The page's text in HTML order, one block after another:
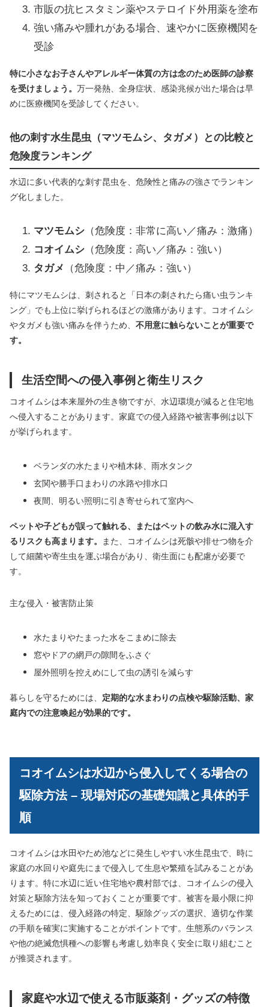
市販の抗ヒスタミン薬やステロイド外用薬を塗布
強い痛みや腫れがある場合、速やかに医療機関を
受診
特に小さなお子さんやアレルギー体質の方は念のため医師の診察
を受けましょう。 万一発熱、全身症状、感染兆候が出た場合は早
めに医療機関を受診してください。
他の刺す水生昆虫（マツモムシ、タガメ）との比較と
危険度ランキング
水辺に多い代表的な刺す昆虫を、危険性と痛みの強さでランキン
グ化しました。
マツモムシ （危険度：非常に高い／痛み：激痛）
コオイムシ （危険度：高い／痛み：強い）
タガメ
（危険度：中／痛み：強い）
特にマツモムシは、刺されると「日本の刺されたら痛い虫ランキ
ング」でも上位に挙げられるほどの激痛があります。コオイムシ
やタガメも強い痛みを伴うため、 不用意に触らないことが重要で
す。
生活空間への侵入事例と衛生リスク
コオイムシは本来屋外の生き物ですが、水辺環境が減ると住宅地
へ侵入することがあります。家庭での侵入経路や被害事例は以下
が挙げられます。
ベランダの水たまりや植木鉢、雨水タンク
玄関や勝手口まわりの水路や排水口
夜間、明るい照明に引き寄せられて室内へ
ペットや子どもが誤って触れる、またはペットの飲み水に混入す
るリスクも高まります。
また、コオイムシは死骸や排せつ物を介
して細菌や寄生虫を運ぶ場合があり、衛生面にも配慮が必要で
す。
主な侵入・被害防止策
水たまりやたまった水をこまめに除去
窓やドアの網戸の隙間をふさぐ
屋外照明を控えめにして虫の誘引を減らす
暮らしを守るためには、 定期的な水まわりの点検や駆除活動、家
庭内での注意喚起が効果的です。
コオイムシは水辺から侵入してくる場合の
駆除方法 – 現場対応の基礎知識と具体的手
順
コオイムシは水田やため池などに発生しやすい水生昆虫で、時に
家庭の水回りや庭先にまで侵入して生息や繁殖を試みることがあ
ります。特に水辺に近い住宅地や農村部では、コオイムシの侵入
対策と駆除方法を知っておくことが重要です。被害を最小限に抑
えるためには、侵入経路の特定、駆除グッズの選択、適切な作業
の手順を確実に実施することがポイントです。生態系のバランス
や他の絶滅危惧種への影響も考慮し効率良く安全に取り組むこと
が推奨されます。
家庭や水辺で使える市販薬剤・グッズの特徴